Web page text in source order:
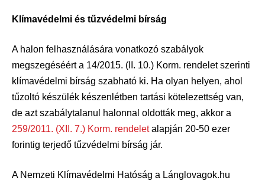
Klímavédelmi és tűzvédelmi bírság
A halon felhasználására vonatkozó szabályok
megszegéséért a 14/2015. (II. 10.) Korm. rendelet szerinti
klímavédelmi bírság szabható ki. Ha olyan helyen, ahol
tűzoltó készülék készenlétben tartási kötelezettség van,
de azt szabálytalanul halonnal oldották meg, akkor a
259/2011. (XII. 7.) Korm. rendeletalapján 20-50 ezer
forintig terjedő tűzvédelmi bírság jár.
A Nemzeti Klímavédelmi Hatóság a Lánglovagok.hu